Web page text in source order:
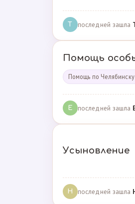
T последней зашла
Помощь
Помощь по
Е последней зашла
Усыновление
Н последней зашла